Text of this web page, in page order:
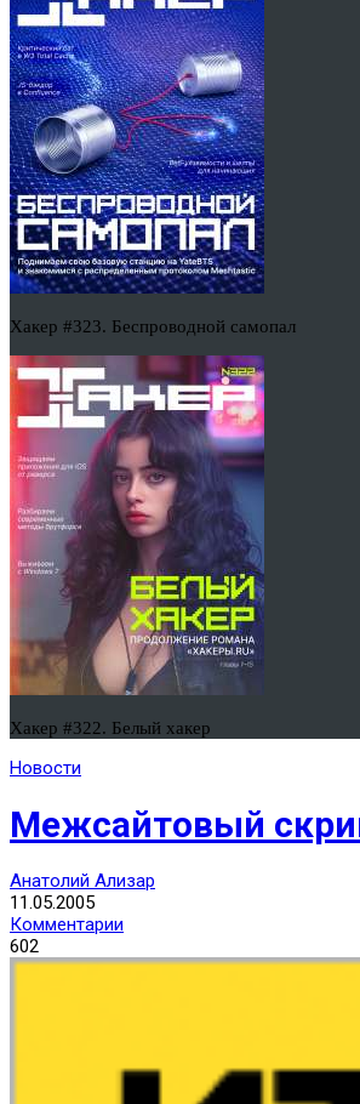
Хакер #323. Беспроводной самопал
Хакер #322. Белый хакер
Новости
Межсайтовый
Анатолий Ализар
11.05.2005
Комментарии
602